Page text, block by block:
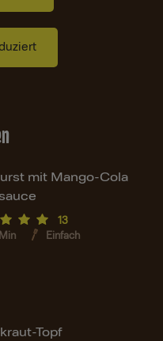
mit Mango-Cola
13
Min Einfach
Topf